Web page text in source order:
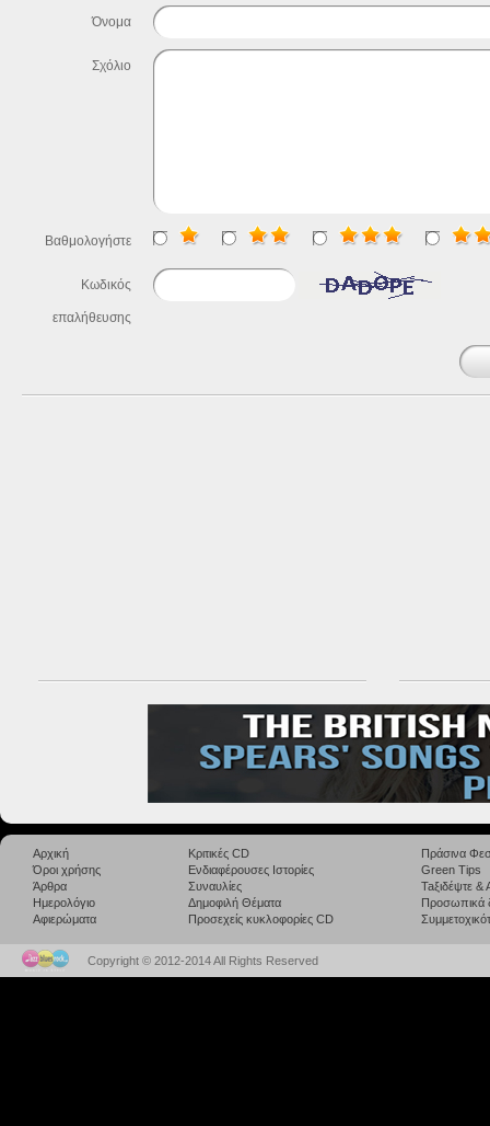
Όνομα
Σχόλιο
Βαθμολογήστε
Κωδικός
επαλήθευσης
Αρχική
Όροι χρήσης
Άρθρα
Ημερολόγιο
Αφιερώματα
Κριτικές CD
Ενδιαφέρουσες Ιστορίες
Συναυλίες
Δημοφιλή Θέματα
Προσεχείς κυκλοφορίες CD
Πράσινα
Green Tips
Taξιδέψτε
Προσωπικά
Copyright © 2012-2014 All Rights Reserved